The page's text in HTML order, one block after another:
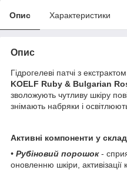
Опис Характеристики
Опис
Гідрогелеві патчі з
KOELF Ruby & Bulgarian
зволожують чутливу шкіру
знімають набряки і
Активні компоненти у
• Рубіновий порошок-
оновленню шкіри, активізації